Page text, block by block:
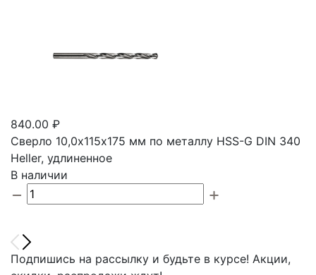
840.00 ₽
Сверло 10,0х115х175 мм по металлу HSS-G DIN 340
Heller, удлиненное
В наличии
Подпишись на рассылку и будьте в курсе! Акции,